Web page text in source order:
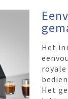
Het
Het